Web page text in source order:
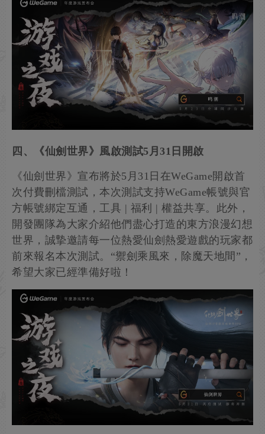
四、《仙劍世界》風啟測試5月31日開啟
《仙劍世界》宣布將於5月31日在WeGame開啟首
次付費刪檔測試，本次測試支持WeGame帳號與官
方帳號綁定互通，工具 | 福利 | 權益共享。此外，
開發團隊為大家介紹他們盡心打造的東方浪漫幻想
世界，誠摯邀請每一位熱愛仙劍熱愛遊戲的玩家都
前來報名本次測試。“禦劍乘風來，除魔天地間”，
希望大家已經準備好啦！